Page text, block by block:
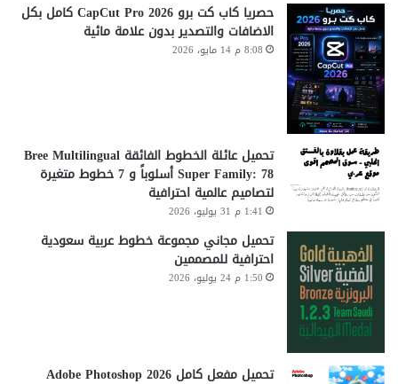
حصريا كاب كت برو CapCut Pro 2026 كامل بكل
الاضافات والتصدير بدون علامة مائية
8:08 م 14 مايو، 2026
تحميل عائلة الخطوط الفائقة Bree Multilingual
Super Family: 78 أسلوباً و 7 خطوط متغيرة
لتصاميم عالمية احترافية
1:41 م 31 يوليو، 2026
تحميل مجاني مجموعة خطوط عربية سعودية
احترافية للمصممين
1:50 م 24 يوليو، 2026
تحميل مفعل كامل Adobe Photoshop 2026